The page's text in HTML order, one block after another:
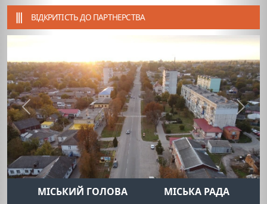
ВІДКРИТІСТЬ ДО ПАРТНЕРСТВА
Previous Next
МІСЬКИЙ ГОЛОВА
МІСЬКА РАДА